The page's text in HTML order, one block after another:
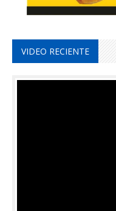
VIDEO RECIENTE